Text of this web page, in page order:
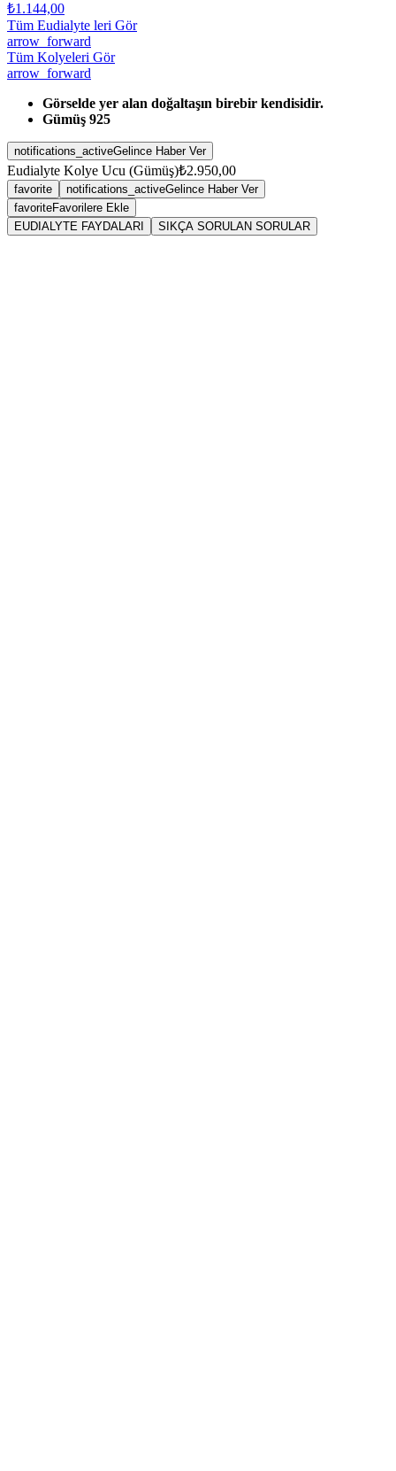
₺1.144,00
Tüm Eudialyte leri Gör
arrow_forward
Tüm Kolyeleri Gör
arrow_forward
Görselde yer alan doğaltaşın birebir kendisidir.
Gümüş 925
notifications_activeGelince Haber Ver
Eudialyte Kolye Ucu (Gümüş)₺2.950,00
favorite notifications_activeGelince Haber Ver
favoriteFavorilere Ekle
EUDIALYTE FAYDALARI
SIKÇA SORULAN SORULAR